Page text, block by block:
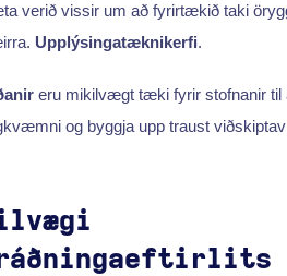
verið vissir um að fyrirtækið taki
Upplýsingatæknikerfi.
eru mikilvægt tæki fyrir stofnanir til
og byggja upp traust